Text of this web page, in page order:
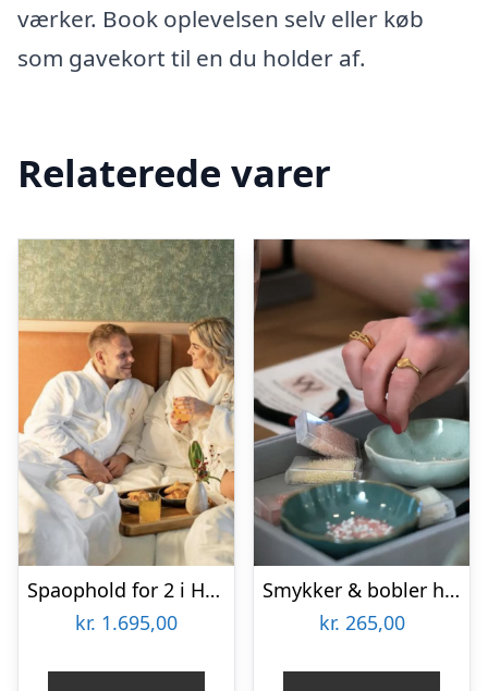
værker. Book oplevelsen selv eller køb
som gavekort til en du holder af.
Relaterede varer
Spaophold for 2 i HimmerLand
kr. 1.695,00
Smykker & bobler hos KreaKnud
kr. 265,00